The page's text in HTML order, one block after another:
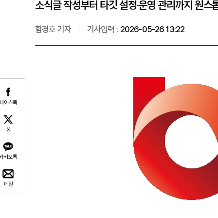
이스북
X
카오톡
메일
소식글 작성부터 타깃 설정·운영 관리까지 원스
함경호 기자 기사입력 : 2026-05-26 13:22